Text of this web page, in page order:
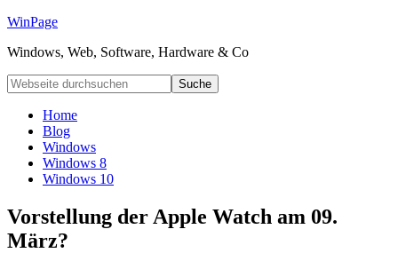
WinPage
Windows, Web, Software, Hardware & Co
Home
Blog
Windows
Windows 8
Windows 10
Vorstellung der Apple Watch am 09.
März?